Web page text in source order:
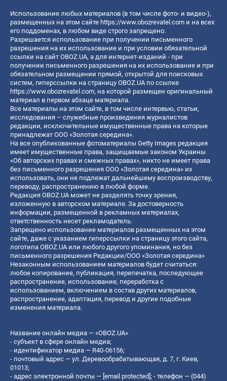
Использование любых материалов (в том числе фото- и видео-),
размещенных на этом сайте https://www.obozrevatel.com и на всех
его поддоменах, в любом виде строго запрещено.
Разрешается использование при получении письменного
разрешения на их использование и при условии обязательной
ссылки на сайт OBOZ.UA, а для интернет-изданий - при
получении письменного разрешения на их использование и при
обязательном размещении прямой, открытой для поисковых
систем, гиперссылки на страницу OBOZ.UA по ссылке
https://www.obozrevatel.com, на которой размещен оригинальный
материал в первом абзаце материала.
Все материалы на этом сайте, в том числе интервью, статьи,
исследования – служебные произведения журналистов
редакции, исключительные имущественные права на которые
принадлежат ООО «Золотая середина».
На все опубликованные фотоматериалы Getty Images редакция
имеет имущественные права, защищаемые законом Украины
«Об авторских правах и смежных правах», никто не имеет права
без письменного разрешения ООО «Золотая середина» их
использовать, они не подлежат дальнейшему воспроизводству,
переводу, распространению в любой форме.
Редакция OBOZ.UA может не разделять точку зрения,
изложенную в авторском материале. За достоверность
информации, размещенной в рекламных материалах,
ответственность несет рекламодатель.
Запрещено использование материалов размещенных на этом
сайте, даже с указанием гиперссылки на страницу этого сайта,
логотипа OBOZ.UA или любого другого упоминания, но без
письменного разрешения Редакции/ООО «Золотая середина»
Незаконным использованием материалов будет считаться:
любое копирование, публикация, перепечатка, последующее
распространение, использование, переработка с
использованием, включением в состав других материалов,
распространение, адаптация, перевод и другие подобные
изменения материала.
Название онлайн медиа — «OBOZ.UA»
- субъект в сфере онлайн медиа;
- идентификатор медиа — R40-06156;
- почтовый адрес — ул. Деревообрабатывающая, д. 7, г. Киев,
01013;
- адрес электронной почты — [email protected]; - телефон — (044)